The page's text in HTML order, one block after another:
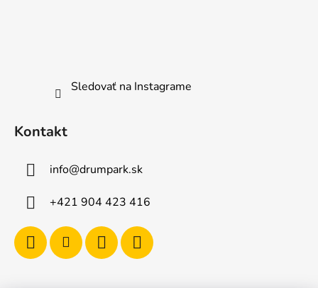
Sledovať na Instagrame
Kontakt
info@drumpark.sk
+421 904 423 416